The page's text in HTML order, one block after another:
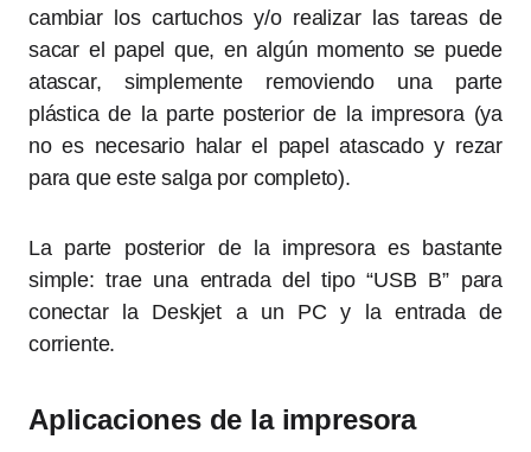
cambiar los cartuchos y/o realizar las tareas de
sacar el papel que, en algún momento se puede
atascar, simplemente removiendo una parte
plástica de la parte posterior de la impresora (ya
no es necesario halar el papel atascado y rezar
para que este salga por completo).
La parte posterior de la impresora es bastante
simple: trae una entrada del tipo “USB B” para
conectar la Deskjet a un PC y la entrada de
corriente.
Aplicaciones de la impresora